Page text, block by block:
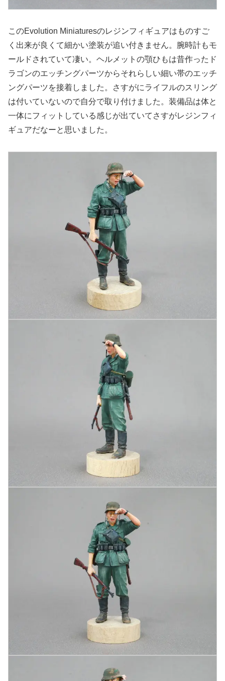
このEvolution Miniaturesのレジンフィギュアはものすご
く出来が良くて細かい塗装が追い付きません。腕時計もモ
ールドされていて凄い。ヘルメットの顎ひもは昔作ったド
ラゴンのエッチングパーツからそれらしい細い帯のエッチ
ングパーツを接着しました。さすがにライフルのスリング
は付いていないので自分で取り付けました。装備品は体と
一体にフィットしている感じが出ていてさすがレジンフィ
ギュアだなーと思いました。